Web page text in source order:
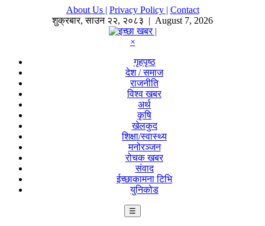
About Us | Privacy Policy | Contact
शुक्रबार,साउन २२, २०८३ | August 7, 2026
×
गृहपृष्ठ
देश / समाज
राजनीति
विश्व खबर
अर्थ
कृषि
खेलकुद
शिक्षा/स्वास्थ्य
मनोरञ्जन
रोचक खबर
संवाद
ईच्छाकामना टिभि
युनिकोड
☰